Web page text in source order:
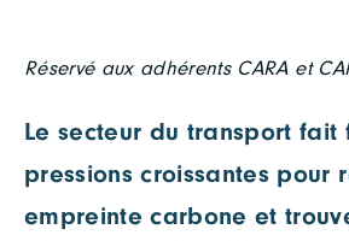
Réservé aux adhérents CARA et
Le secteur du transport fait
pressions croissantes pour
empreinte carbone et